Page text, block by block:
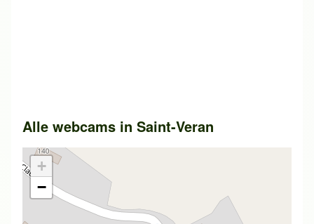
Alle webcams in Saint-Veran
+
−